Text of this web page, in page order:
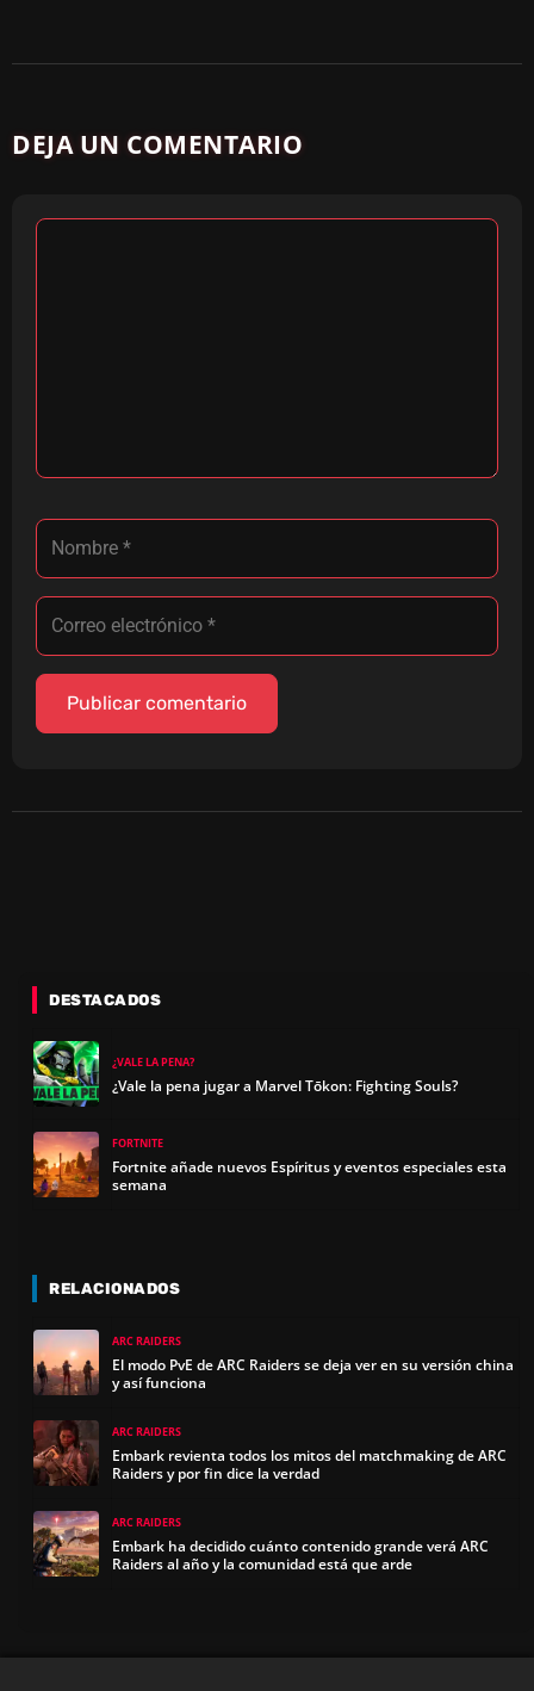
DEJA UN COMENTARIO
DESTACADOS
¿VALE LA PENA?
¿Vale la pena jugar a Marvel Tōkon: Fighting Souls?
FORTNITE
Fortnite añade nuevos Espíritus y eventos especiales esta
semana
RELACIONADOS
ARC RAIDERS
El modo PvE de ARC Raiders se deja ver en su versión china
y así funciona
ARC RAIDERS
Embark revienta todos los mitos del matchmaking de ARC
Raiders y por fin dice la verdad
ARC RAIDERS
Embark ha decidido cuánto contenido grande verá ARC
Raiders al año y la comunidad está que arde